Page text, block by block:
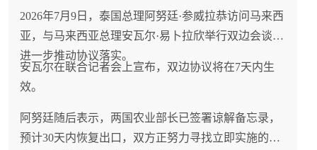
2026年7月9日，泰国总理阿努廷·参威拉恭访问马来西
亚，与马来西亚总理安瓦尔·易卜拉欣举行双边会谈，
进一步推动协议落实。
安瓦尔在联合记者会上宣布，双边协议将在7天内生
效。
阿努廷随后表示，两国农业部长已签署谅解备忘录，
预计30天内恢复出口，双方正努力寻找立即实施的方